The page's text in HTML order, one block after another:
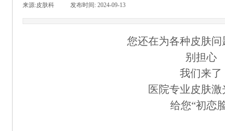
来源:皮肤科 发布时间: 2024-09-13
您还在为各种皮肤
别担心
我们来了
医院专业皮肤
给您“初恋